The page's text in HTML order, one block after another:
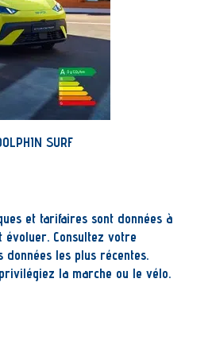
SURF
et tarifaires sont données à
Consultez votre
données les plus récentes.
la marche ou le vélo.